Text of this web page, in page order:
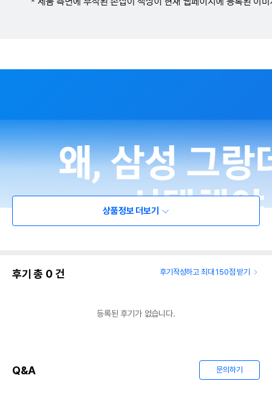
상품정보 더보기
후기 총 0 건 후기작성하고 최대 150점 받기
등록된 후기가 없습니다.
Q&A 문의하기